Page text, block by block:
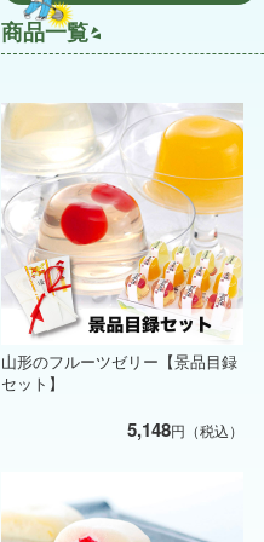
商品一覧
山形のフルーツゼリー【景品目録
セット】
5,148円（税込）